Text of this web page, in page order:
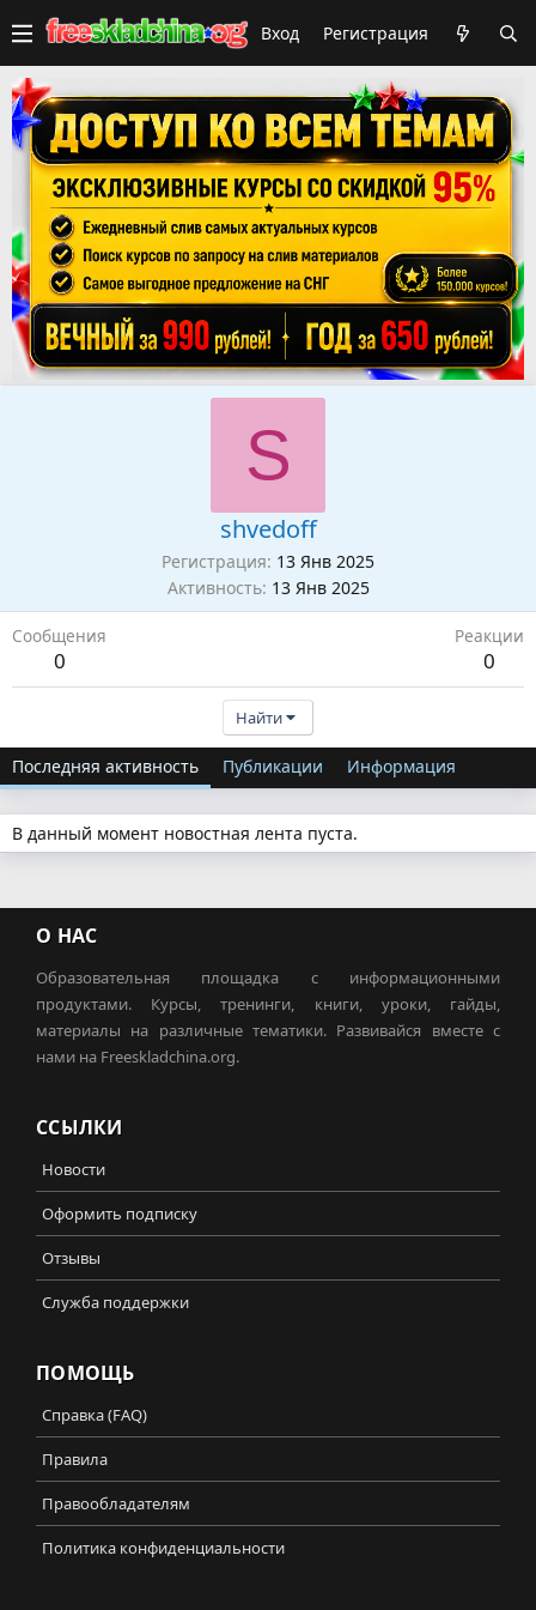
Вход Регистрация
S
shvedoff
Регистрация 13 Янв 2025
Активность 13 Янв 2025
Сообщения
0
Реакции
0
Найти
Последняя активность Публикации Информация
В данный момент новостная лента пуста.
О НАС
Образовательная площадка с информационными
продуктами. Курсы, тренинги, книги, уроки, гайды,
материалы на различные тематики. Развивайся вместе с
нами на Freeskladchina.org.
ССЫЛКИ
Новости
Оформить подписку
Отзывы
Служба поддержки
ПОМОЩЬ
Справка (FAQ)
Правила
Правообладателям
Политика конфиденциальности